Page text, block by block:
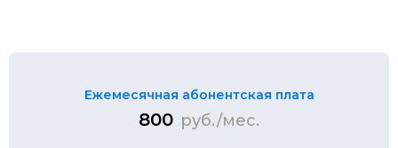
Ежемесячная абонентская плата
800 руб./мес.